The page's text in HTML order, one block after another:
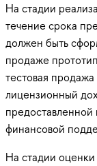
На стадии
течение срока
должен быть
продаже
тестовая
лицензионный
финансовой
На стадии оценки